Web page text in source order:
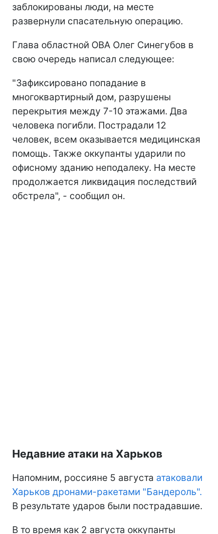
заблокированы люди, на месте
развернули спасательную операцию.
Глава областной ОВА Олег Синегубов в
свою очередь написал следующее:
"Зафиксировано попадание в
многоквартирный дом, разрушены
перекрытия между 7-10 этажами. Два
человека погибли. Пострадали 12
человек, всем оказывается медицинская
помощь. Также оккупанты ударили по
офисному зданию неподалеку. На месте
продолжается ликвидация последствий
обстрела", - сообщил он.
Недавние атаки на Харьков
Напомним, россияне 5 августа атаковали
Харьков дронами-ракетами "Бандероль".
В результате ударов были пострадавшие.
В то время как 2 августа оккупанты